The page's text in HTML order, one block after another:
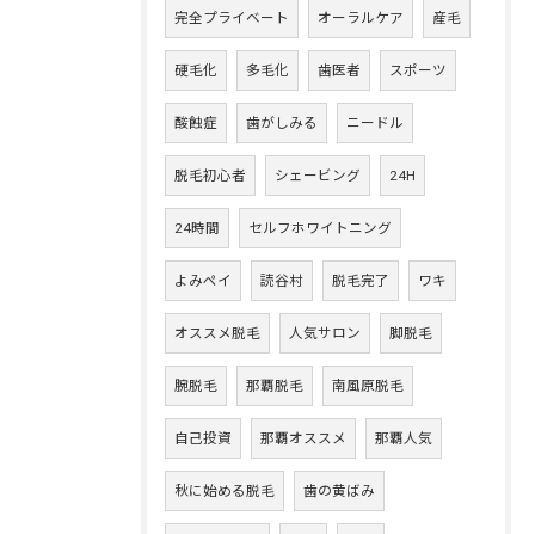
完全プライベート オーラルケア 産毛
硬毛化 多毛化 歯医者 スポーツ
酸蝕症 歯がしみる ニードル
脱毛初心者 シェービング 24H
24時間 セルフホワイトニング
よみペイ 読谷村 脱毛完了 ワキ
オススメ脱毛 人気サロン 脚脱毛
腕脱毛 那覇脱毛 南風原脱毛
自己投資 那覇オススメ 那覇人気
秋に始める脱毛 歯の黄ばみ